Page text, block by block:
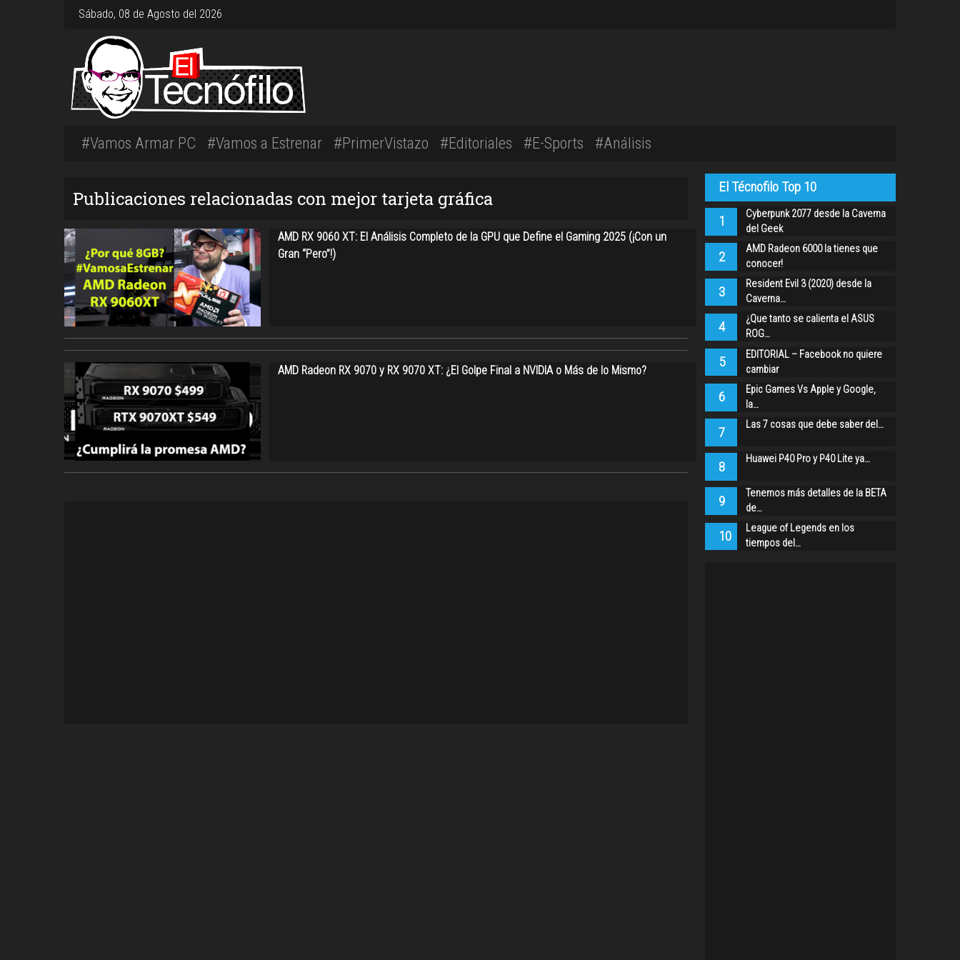
Sábado, 08 de Agosto del 2026
#Vamos Armar PC #Vamos a Estrenar #PrimerVistazo #Editoriales #E-Sports #Análisis
Publicaciones relacionadas con mejor tarjeta gráfica
AMD RX 9060 XT: El Análisis Completo de la GPU que Define el Gaming 2025 (¡Con un
Gran “Pero”!)
AMD Radeon RX 9070 y RX 9070 XT: ¿El Golpe Final a NVIDIA o Más de lo Mismo?
El Técnofilo Top 10
1
Cyberpunk 2077 desde la Caverna
del Geek
2
AMD Radeon 6000 la tienes que
conocer!
3
Resident Evil 3 (2020) desde la
Caverna…
4
¿Que tanto se calienta el ASUS
ROG…
5
EDITORIAL – Facebook no quiere
cambiar
6
Epic Games Vs Apple y Google,
la…
7 Las 7 cosas que debe saber del…
8 Huawei P40 Pro y P40 Lite ya…
9
Tenemos más detalles de la BETA
de…
10
League of Legends en los
tiempos del…